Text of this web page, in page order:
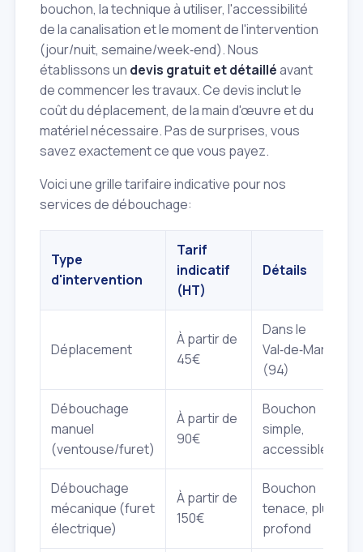
bouchon, la technique à utiliser, l'accessibilité
de la canalisation et le moment de l'intervention
(jour/nuit, semaine/week‑end). Nous
établissons un devis gratuit et détailléavant
de commencer les travaux. Ce devis inclut le
coût du déplacement, de la main d'œuvre et du
matériel nécessaire. Pas de surprises, vous
savez exactement ce que vous payez.
Voici une grille tarifaire indicative pour nos
services de débouchage:
Type
d'intervention
Tarif
indicatif
(HT)
Détails
Déplacement
À partir de
45€
Dans le
Val‑de‑Marne
(94)
Débouchage
manuel
(ventouse/furet)
À partir de
90€
Bouchon
simple,
accessible
Débouchage
mécanique (furet
électrique)
À partir de
150€
Bouchon
tenace, plus
profond